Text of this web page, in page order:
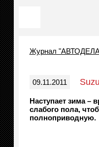
Журнал
09.11.2011
Наступает зима –
слабого пола,
полноприводную.